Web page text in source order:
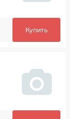
Купить